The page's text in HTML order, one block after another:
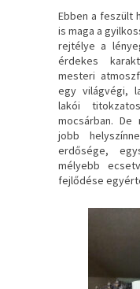
Ebben a feszült
is maga a
rejtélye a
érdekes
mesteri
egy világvégi,
lakói
mocsárban.
jobb
erdősége,
mélyebb
fejlődése